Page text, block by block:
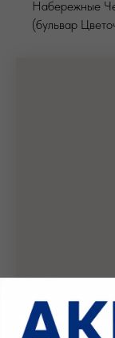
Набережные
(бульвар